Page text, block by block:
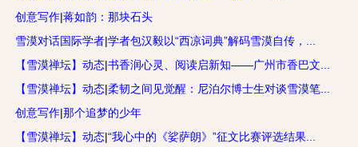
创意写作|蒋如韵：那块石头
雪漠对话国际学者|学者包汉毅以“西凉词典”解码雪漠自传，...
【雪漠禅坛】动态|书香润心灵、阅读启新知——广州市香巴文...
【雪漠禅坛】动态|柔韧之间见觉醒：尼泊尔博士生对谈雪漠笔...
创意写作|那个追梦的少年
【雪漠禅坛】动态|“我心中的《娑萨朗》”征文比赛评选结果...